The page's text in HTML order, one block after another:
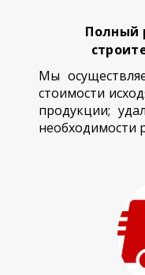
Полный
Мы
стоимости
продукции;
необходимости